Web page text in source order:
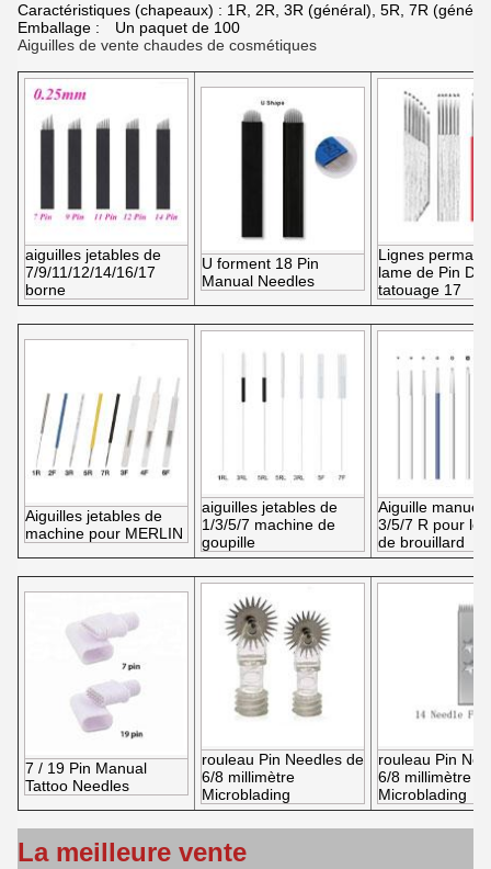
Caractéristiques (chapeaux) : 1R, 2R, 3R (général), 5R, 7R
Emballage : Un paquet de 100
Aiguilles de vente chaudes de cosmétiques
aiguilles jetables de
7/9/11/12/14/16/17
borne
U forment 18 Pin
Manual Needles
Lignes
lame de Pin
tatouage 17
Aiguilles jetables de
machine pour MERLIN
aiguilles jetables de
1/3/5/7 machine de
goupille
Aiguille
3/5/7 R pour le
de brouillard
7 / 19 Pin Manual
Tattoo Needles
rouleau Pin Needles de
6/8 millimètre
Microblading
rouleau Pin
6/8 millimètre
Microblading
La meilleure vente